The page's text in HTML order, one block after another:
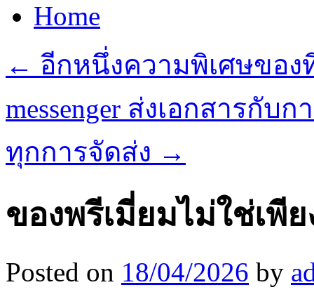
Home
← อีกหนึ่งความพิเศษขอ
messenger ส่งเอกสารกั
ทุกการจัดส่ง →
ของพรีเมี่ยมไม่ใช่เพี
Posted on 18/04/2026 by